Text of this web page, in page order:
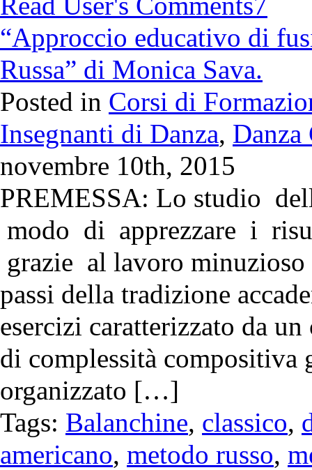
“Approccio educativo di
Russa” di Monica Sava.
Posted in Corsi di
Insegnanti di Danza, Danza
novembre 10th, 2015
PREMESSA: Lo studio
modo di apprezzare i
grazie al lavoro
passi della tradizione
esercizi caratterizzato da
di complessità compositiva
organizzato […]
Tags: Balanchine, classico,
americano, metodo russo,